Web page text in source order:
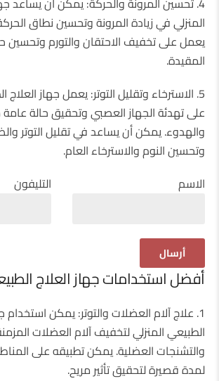
المنزلي في زيادة المرونة وتحسين نطاق
يعمل على تخفيف الاحتقان والتورم وتحسين
المقيدة.
5. الاسترخاء وتقليل التوتر: يعمل جهاز العلاج
على تهدئة الجهاز العصبي وتحقيق حالة عامة
والهدوء. يمكن أن يساعد في تقليل التوتر
وتحسين النوم والاسترخاء العام.
الاسم
التليفون
أفضل استخدامات جهاز العلاج
1. علاج آلام العضلات والتوتر: يمكن استخدام
الطبيعي المنزلي لتخفيف آلام العضلات
والتشنجات العضلية. يمكن تطبيقه على
لمدة قصيرة لتحقيق تأثير مريح.